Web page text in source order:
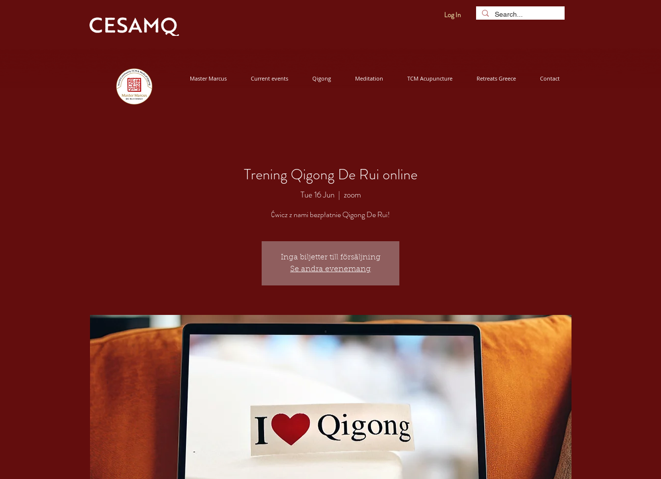
Log In
Master Marcus Current events Qigong Meditation TCM Acupuncture Retreats Greece Contact
Trening Qigong De Rui online
Tue 16 Jun
  |
zoom
Ćwicz z nami bezpłatnie Qigong De Rui!
Inga biljetter till försäljning
Se andra evenemang